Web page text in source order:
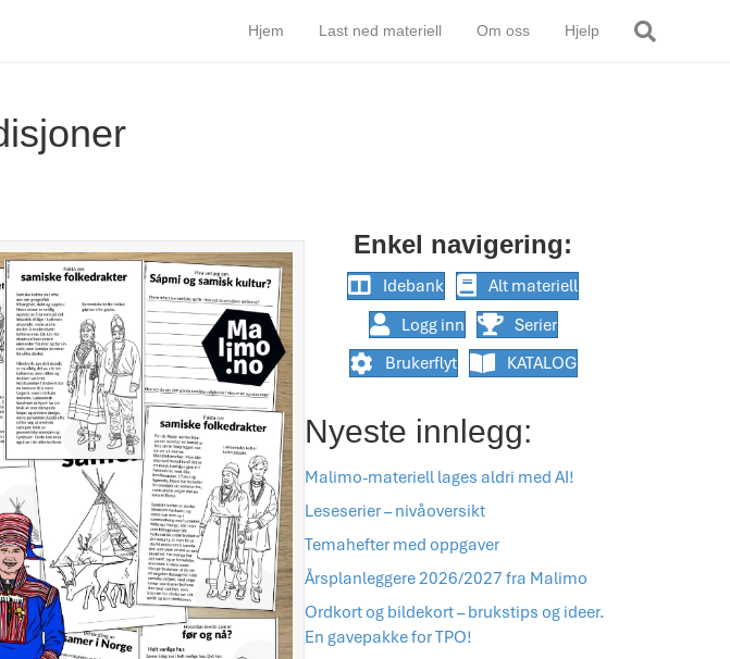
Hjem Last ned materiell Om oss Hjelp
Enkel navigering:
Idebank
Alt materiell
Logg inn
Serier
Brukerflyt
KATALOG
Nyeste innlegg:
Malimo-materiell lages aldri med AI!
Leseserier – nivåoversikt
Temahefter med oppgaver
Årsplanleggere 2026/2027 fra Malimo
Ordkort og bildekort – brukstips og ideer.
En gavepakke for TPO!